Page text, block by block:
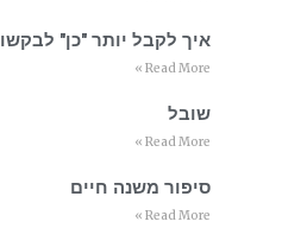
איך לקבל יותר "כן"
Read More »
שובל
Read More »
סיפור משנה חיים
Read More »